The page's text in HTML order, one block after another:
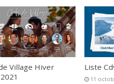
Village Hiver
Liste
11